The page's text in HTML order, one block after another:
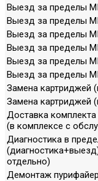
Выезд за пределы
Выезд за пределы
Выезд за пределы
Выезд за пределы
Выезд за пределы
Выезд за пределы
Замена картриджей
Замена картриджей
Доставка
(в комплексе с
Диагностика в
отдельно)
Демонтаж